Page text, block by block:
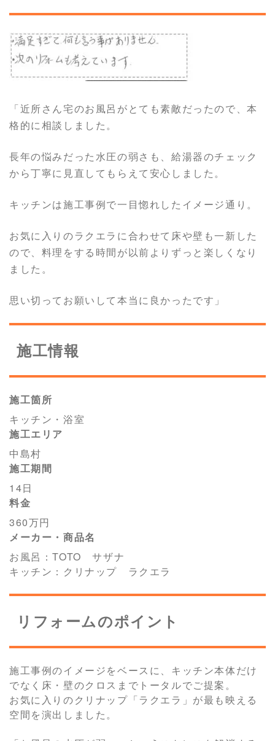
「近所さん宅のお風呂がとても素敵だったので、本
格的に相談しました。
長年の悩みだった水圧の弱さも、給湯器のチェック
から丁寧に見直してもらえて安心しました。
キッチンは施工事例で一目惚れしたイメージ通り。
お気に入りのラクエラに合わせて床や壁も一新した
ので、料理をする時間が以前よりずっと楽しくなり
ました。
思い切ってお願いして本当に良かったです」
施工情報
施工箇所
キッチン・浴室
施工エリア
中島村
施工期間
14日
料金
360万円
メーカー・商品名
お風呂：TOTO サザナ
キッチン：クリナップ ラクエラ
リフォームのポイント
施工事例のイメージをベースに、キッチン本体だけ
でなく床・壁のクロスまでトータルでご提案。
お気に入りのクリナップ「ラクエラ」が最も映える
空間を演出しました。